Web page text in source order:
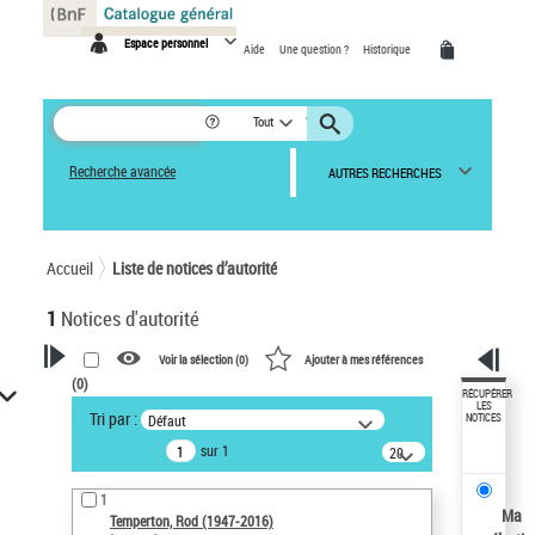
Espace personnel Aide Une question ? Historique
Tout
Recherche avancée AUTRES RECHERCHES
Accueil Liste de notices d’autorité
1 Notices d'autorité
VOTRE RECHERCHE
Recherche avancée dans les
notices d’autorité
Œuvres liées à l'auteur :
Temperton, Rod (1947-2016)
Voir la sélection (0) Ajouter à mes références
(0)
Tri par : Défaut
sur 1
20
résultats/page
1
Temperton, Rod (1947-2016)
RÉCUPÉRER
LES
NOTICES
Ma
Panneau de gestion des cookies